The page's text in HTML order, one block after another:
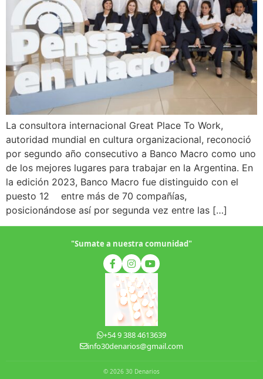
La consultora internacional Great Place To Work,
autoridad mundial en cultura organizacional, reconoció
por segundo año consecutivo a Banco Macro como uno
de los mejores lugares para trabajar en la Argentina. En
la edición 2023, Banco Macro fue distinguido con el
puesto 12 entre más de 70 compañías,
posicionándose así por segunda vez entre las […]
"Sumate a nuestra comunidad"
+54 9 388 4613639
info30denarios@gmail.com
© 2026 30 Denarios